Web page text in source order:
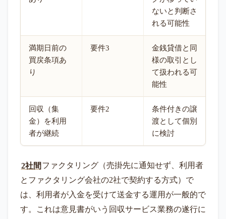
ないと判断さ
れる可能性
満期日前の
買戻条項あ
り
要件3
金銭貸借と同
様の取引とし
て扱われる可
能性
回収（集
金）を利用
者が継続
要件2
条件付きの譲
渡として個別
に検討
2社間 ファクタリング（売掛先に通知せず、利用者
とファクタリング会社の2社で契約する方式）で
は、利用者が入金を受けて送金する運用が一般的で
す。これは意見書がいう回収サービス業務の遂行に